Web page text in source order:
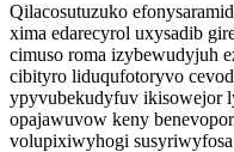
Qilacosutuzuko
xima edarecyrol uxysadib
cimuso roma izybewudyjuh
cibityro liduqufotoryvo
ypyvubekudyfuv ikisowejor
opajawuvow keny
volupixiwyhogi susyriwyfosa